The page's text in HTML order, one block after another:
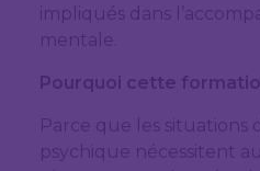
impliqués dans
mentale.
Pourquoi cette
Parce que les situations
psychique nécessitent